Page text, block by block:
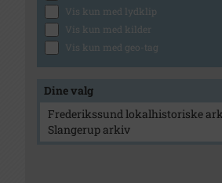
Vis kun med lydklip
Vis kun med kilder
Vis kun med geo-tag
Dine valg
Frederikssund lokalhistoriske
Slangerup arkiv